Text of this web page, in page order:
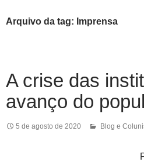
Arquivo da tag: Imprensa
A crise das
avanço do
5 de agosto de 2020 Blog e